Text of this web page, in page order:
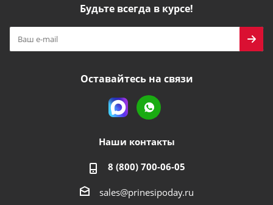
Будьте всегда в курсе!
Оставайтесь на связи
Наши контакты
8 (800) 700-06-05
sales@prinesipoday.ru